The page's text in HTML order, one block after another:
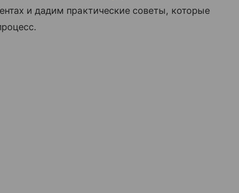
и дадим практические советы, которые